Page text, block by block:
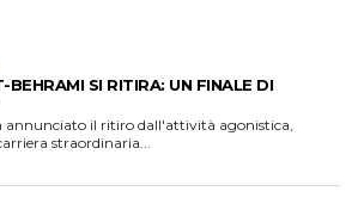
BEHRAMI SI RITIRA: UN FINALE DI
il ritiro dall'attività agonistica,
straordinaria...